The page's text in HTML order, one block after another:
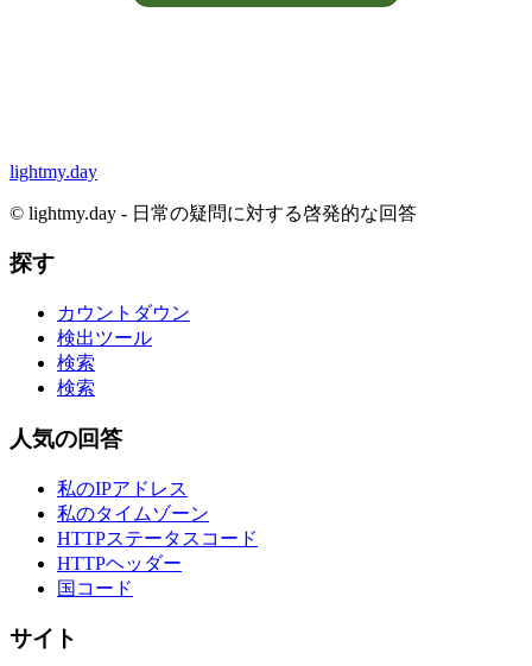
lightmy.day
© lightmy.day - 日常の疑問に対する啓発的な回答
探す
カウントダウン
検出ツール
検索
検索
人気の回答
私のIPアドレス
私のタイムゾーン
HTTPステータスコード
HTTPヘッダー
国コード
サイト